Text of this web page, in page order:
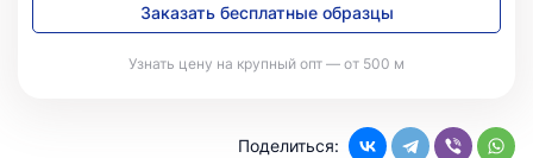
Заказать бесплатные образцы
Узнать цену на крупный опт — от 500 м
Поделиться: